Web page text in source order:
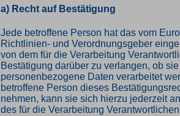
a) Recht auf Bestätigung
Jede betroffene Person hat das vom
Richtlinien- und Verordnungsgeber
von dem für die Verarbeitung
Bestätigung darüber zu verlangen, ob
personenbezogene Daten verarbeitet
betroffene Person dieses
nehmen, kann sie sich hierzu jederzeit
des für die Verarbeitung